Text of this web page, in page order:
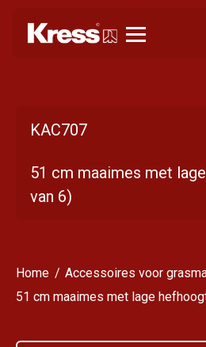
KAC707
51 cm maaimes met
van 6)
Home
Accessoires voor
51 cm maaimes met lage